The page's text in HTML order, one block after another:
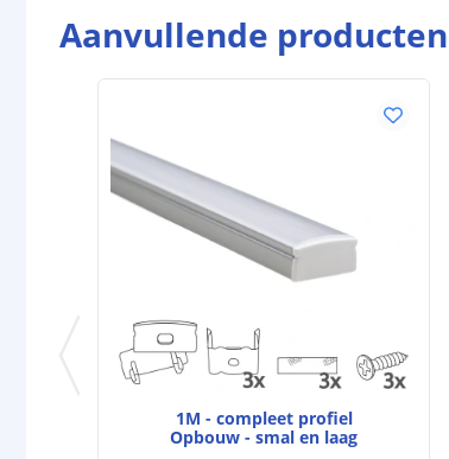
Aanvullende producten
1M - compleet profiel
Opbouw - smal en laag